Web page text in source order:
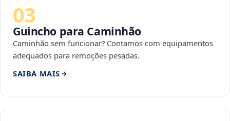
03
Guincho para Caminhão
Caminhão sem funcionar? Contamos com equipamentos
adequados para remoções pesadas.
SAIBA MAIS